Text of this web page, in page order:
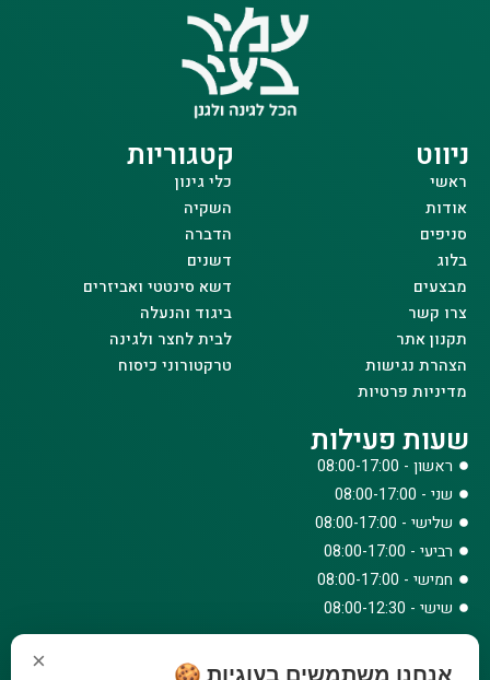
ניווט
ראשי
אודות
סניפים
בלוג
מבצעים
צרו קשר
תקנון אתר
הצהרת נגישות
מדיניות פרטיות
קטגוריות
כלי גינון
השקיה
הדברה
דשנים
דשא סינטטי ואביזרים
ביגוד והנעלה
לבית לחצר ולגינה
טרקטורוני כיסוח
שעות פעילות
ראשון - 08:00-17:00
שני - 08:00-17:00
שלישי - 08:00-17:00
רביעי - 08:00-17:00
חמישי - 08:00-17:00
שישי - 08:00-12:30
× אנחנו משתמשים בעוגיות 🍪